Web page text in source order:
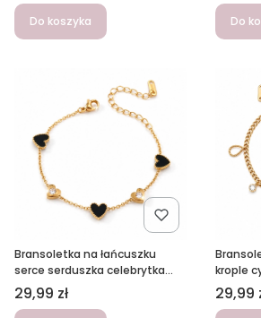
Do koszyka Do
Bransoletka na łańcuszku
serce serduszka celebrytka
złota czarna ze stali
Cena
29,99 zł
krople
złota ze
Cena
29,99